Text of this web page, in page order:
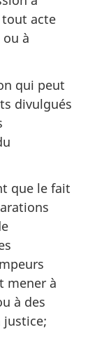
tout acte
à
qui peut
divulgués
que le fait
mener à
à des
justice;